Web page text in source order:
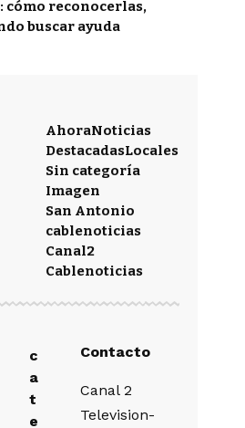
cómo reconocerlas,
buscar ayuda
AhoraNoticias
DestacadasLocales
Sin categoría
Imagen
San Antonio
cablenoticias
Canal2
Cablenoticias
c
a
t
e
Contacto
Canal 2
Television-